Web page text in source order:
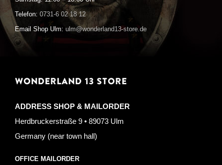
Telefon: 0731-6 02 18 12
Email Shop Ulm: ulm@wonderland13-store.de
WONDERLAND 13 STORE
ADDRESS SHOP & MAILORDER
Herdbruckerstraße 9 • 89073 Ulm
Germany (near town hall)
OFFICE MAILORDER